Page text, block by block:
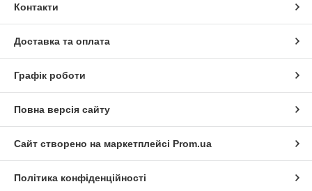
Контакти
Доставка та оплата
Графік роботи
Повна версія сайту
Сайт створено на маркетплейсі Prom.ua
Політика конфіденційності